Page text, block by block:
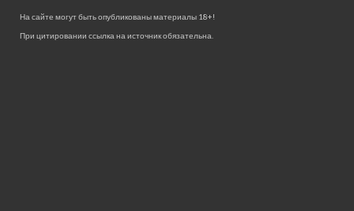
На сайте могут быть опубликованы материалы 18+!
При цитировании ссылка на источник обязательна.